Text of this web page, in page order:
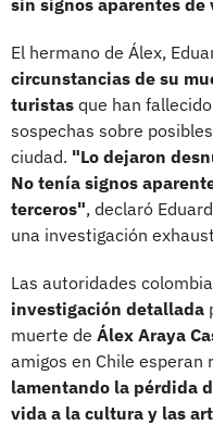
El hermano de Álex,
circunstancias de su
turistas que han
sospechas sobre
ciudad. "Lo dejaron
No tenía signos
terceros", declaró
una investigación
Las autoridades
investigación detallada
muerte de Álex Araya
amigos en Chile esperan
lamentando la pérdida
vida a la cultura y las